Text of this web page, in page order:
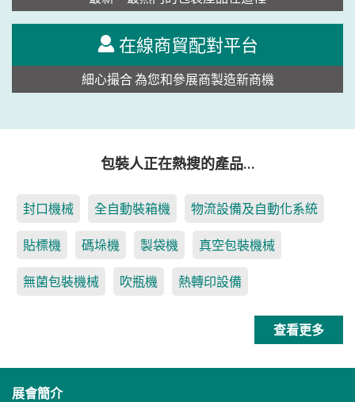
在線商貿配對平台
細心撮合 為您和參展商製造新商機
包裝人正在熱搜的產品…
封口機械 全自動裝箱機 物流設備及自動化系統
貼標機 碼垛機 製袋機 真空包裝機械
無菌包裝機械 吹瓶機 熱轉印設備
查看更多
展會簡介